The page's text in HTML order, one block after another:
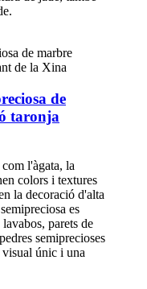
de
taronja
l'àgata, la
colors i textures
la decoració d'alta
es
parets de
semiprecioses
únic i una